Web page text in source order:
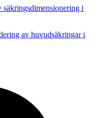
säkringsdimensionering i
av huvudsäkringar i